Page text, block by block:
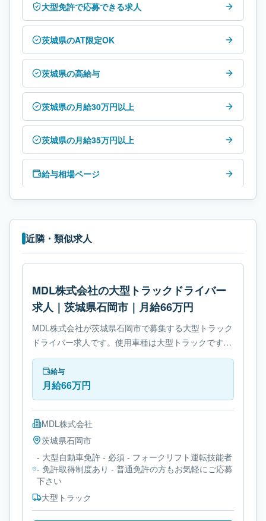
大型免許で応募できる求人
茨城県のAT限定OK
茨城県の高給与
茨城県の月給30万円以上
茨城県の月給35万円以上
給与相場ページ
近隣・類似求人
MDL株式会社の大型トラックドライバー
求人｜茨城県石岡市｜月給66万円
MDL株式会社が茨城県石岡市で募集する大型トラック
ドライバー求人です。使用車種は大型トラックです。
必要免許は- 大型自動車免許です。
給与
月給66万円
MDL株式会社
茨城県石岡市
- 大型自動車免許 - 必須 - フォークリフト運転技能者
- 免許取得制度あり - 普通免許の方もお気軽にご応募
下さい
大型トラック